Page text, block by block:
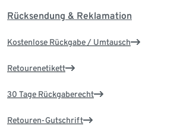
Rücksendung & Reklamation
Kostenlose Rückgabe / Umtausch
Retourenetikett
30 Tage Rückgaberecht
Retouren-Gutschrift